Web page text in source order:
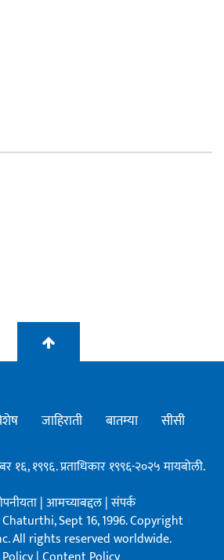
जाहिराती बातम्या सीसी
१६, १९९६. प्रताधिकार १९९६-२०२५ मायबोली.
|आमच्याबद्दल|संपर्क
Sept 16, 1996. Copyright
All rights reserved worldwide.